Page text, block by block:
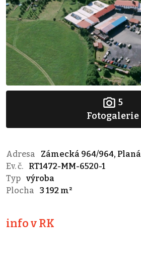
5
Fotogalerie
Adresa
Zámecká 964/964, Planá
Ev. č.
RT1472-MM-6520-1
Typ výroba
Plocha
3 192 m²
info v RK